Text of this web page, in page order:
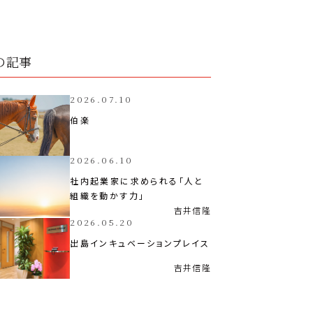
記事
2026.07.10
伯楽
2026.06.10
社内起業家に求められる「人と
組織を動かす力」
吉井信隆
2026.05.20
出島インキュベーションプレイス
吉井信隆